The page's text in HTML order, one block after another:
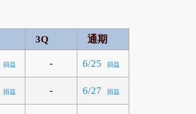
3Q 通期
損益 - 6/25 損益
損益 - 6/27 損益